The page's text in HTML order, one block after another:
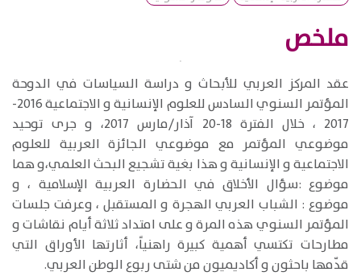
ملخص
​عقد المركز العربي للأبحاث و دراسة السياسات في الدوحة
المؤتمر السنوي السادس للعلوم الإنسانية و الاجتماعية 2016-
2017 ، خلال الفترة 18-20 آذار/مارس 2017، و جرى توحيد
موضوعي المؤتمر مع موضوعي الجائزة العربية للعلوم
الاجتماعية و الإنسانية و هذا بغية تشجيع البحث العلمي،و هما
موضوع :سؤال الأخلاق في الحضارة العربية الإسلامية ، و
موضوع : الشباب العربي الهجرة و المستقبل ، وعرفت جلسات
المؤتمر السنوي هذه المرة و على امتداد ثلاثة أيام نقاشات و
مطارحات تكتسي أهمية كبيرة راهنياً، أثارتها الأوراق التي
قدّمها باحثون و أكاديميون من شتى ربوع الوطن العربي.